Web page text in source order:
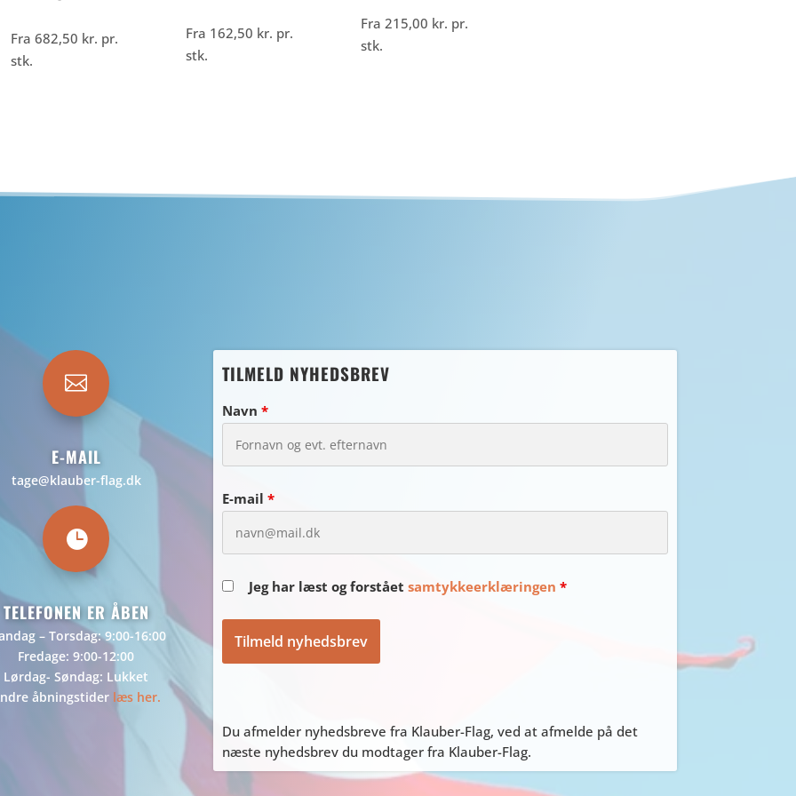
Fra682,50 kr. pr.
stk.
Fra 162,50 kr. pr.
stk.
Fra 215,00 kr. pr.
stk.

E-MAIL
tage@klauber-flag.dk

TELEFONEN ER ÅBEN
– Torsdag: 9:00-16:00
Fredage: 9:00-12:00
Lørdag- Søndag: Lukket
åbningstider læs her.
TILMELD NYHEDSBREV
Navn*
E-mail*
Jeg har læst og forståetsamtykkeerklæringen *
Du afmelder nyhedsbreve fra Klauber-Flag, ved at afmelde på det
næste nyhedsbrev du modtager fra Klauber-Flag.